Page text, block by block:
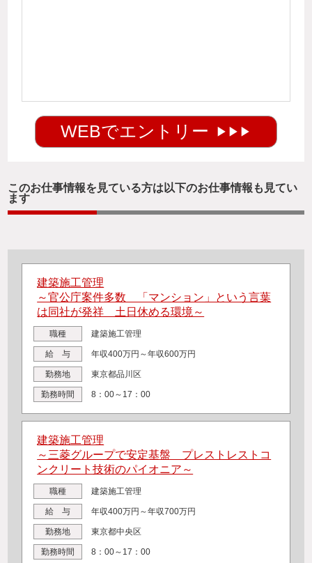
WEBでエントリー ▶ ▶ ▶
このお仕事情報を見ている方は以下のお仕事情報も見てい
ます
建築施工管理
～官公庁案件多数 「マンション」という言葉
は同社が発祥 土日休める環境～
職種 建築施工管理
給 与 年収400万円～年収600万円
勤務地 東京都品川区
勤務時間 8：00～17：00
建築施工管理
～三菱グループで安定基盤 プレストレストコ
ンクリート技術のパイオニア～
職種 建築施工管理
給 与 年収400万円～年収700万円
勤務地 東京都中央区
勤務時間 8：00～17：00